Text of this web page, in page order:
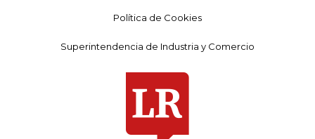
Política de Cookies
Superintendencia de Industria y Comercio